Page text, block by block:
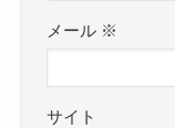
メール ※
サイト